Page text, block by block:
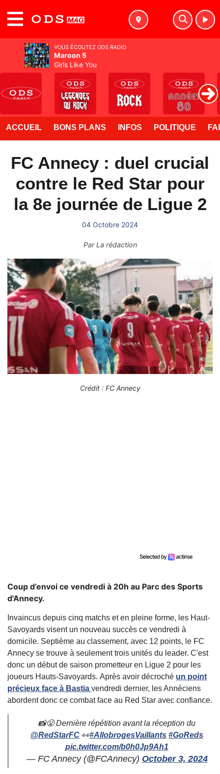
ACCUEIL BONS PLANS INFOS POLITIQUE
FC Annecy : duel crucial
contre le Red Star pour
la 8e journée de Ligue 2
04 Octobre 2024
ParLa rédaction
Crédit : FC Annecy
Coup d’envoi ce vendredi à 20h au Parc des Sports
d'Annecy.
Invaincus depuis cinq matchs et en pleine forme, les Haut-
Savoyards visent un nouveau succès ce vendredi à
domicile. Septième au classement, avec 12 points, le FC
Annecy se trouve à seulement trois unités du leader. C'est
donc un début de saison prometteur en Ligue 2 pour les
joueurs Hauts-Savoyards. Après avoir décroché un point
précieux face à Bastia vendredi dernier, les Annéciens
abordent donc ce combat face au Red Star avec confiance.
📸😤 Dernière répétition avant la réception du
@RedStarFC 👀#AllobrogesVaillants #GoReds
pic.twitter.com/b0h0Jp9Ah1
— FC Annecy (@FCAnnecy) October 3, 2024
VOUS ÉCOUTEZ ODS RADIO
Maroon 5
Girls Like You